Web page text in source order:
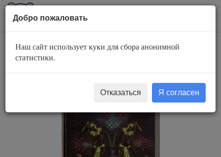
AuBook.org
Истребитель ведьм
Добро пожаловать
Наш сайт использует куки для сбора анонимной
статистики.
Отказаться Я согласен